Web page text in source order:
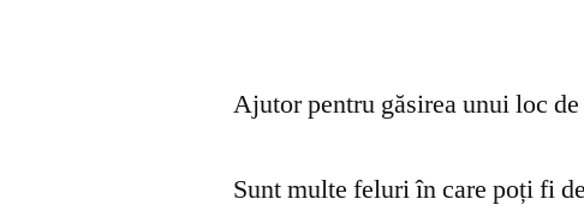
Ajutor pentru găsirea unui loc de
Sunt multe feluri în care poți fi